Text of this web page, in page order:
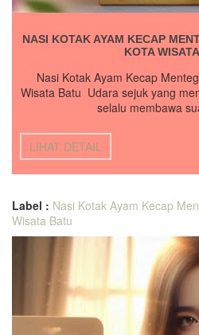
NASI KOTAK AYAM KECAP
KOTA
Nasi Kotak Ayam Kecap
Wisata Batu Udara sejuk yang
selalu membawa
LIHAT DETAIL
Label : Nasi Kotak Ayam Kecap
Wisata Batu